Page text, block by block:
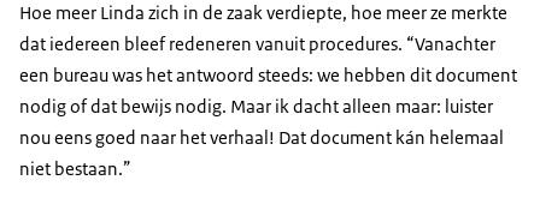
Hoe meer Linda zich in de zaak verdiepte, hoe meer ze merkte
dat iedereen bleef redeneren vanuit procedures. “Vanachter
een bureau was het antwoord steeds: we hebben dit document
nodig of dat bewijs nodig. Maar ik dacht alleen maar: luister
nou eens goed naar het verhaal! Dat document kán helemaal
niet bestaan.”